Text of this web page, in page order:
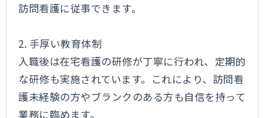
訪問看護に従事できます。
2. 手厚い教育体制
入職後は在宅看護の研修が丁寧に行われ、定期的
な研修も実施されています。これにより、訪問看
護未経験の方やブランクのある方も自信を持って
業務に臨めます。